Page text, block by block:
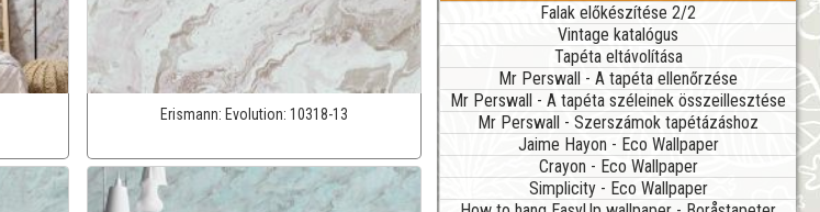
Erismann: Evolution:10318-13
Falak előkészítése 2/2
Vintage katalógus
Tapéta eltávolítása
Mr Perswall - A tapéta ellenőrzése
Mr Perswall - A tapéta széleinek összeillesztése
Mr Perswall - Szerszámok tapétázáshoz
Jaime Hayon - Eco Wallpaper
Crayon - Eco Wallpaper
Simplicity - Eco Wallpaper